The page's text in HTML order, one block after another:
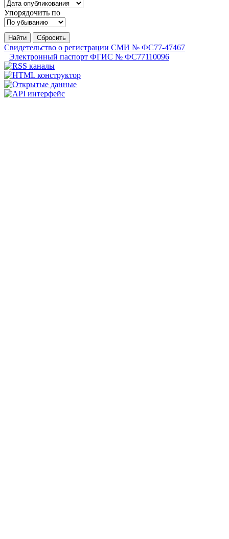
Упорядочить по
Найти Сбросить
Свидетельство о регистрации СМИ № ФС77-47467
Электронный паспорт ФГИС № ФС77110096